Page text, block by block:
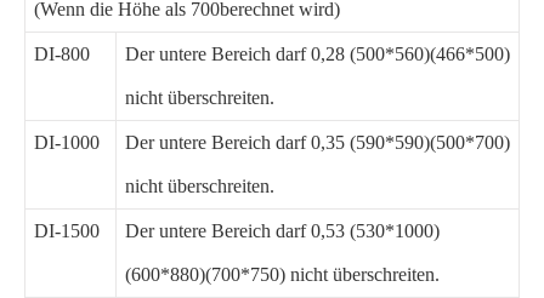
(Wenn die Höhe als 700berechnet wird)
DI-800 Der untere Bereich darf 0,28 (500*560)(466*500)
nicht überschreiten.
DI-1000 Der untere Bereich darf 0,35 (590*590)(500*700)
nicht überschreiten.
DI-1500 Der untere Bereich darf 0,53 (530*1000)
(600*880)(700*750) nicht überschreiten.